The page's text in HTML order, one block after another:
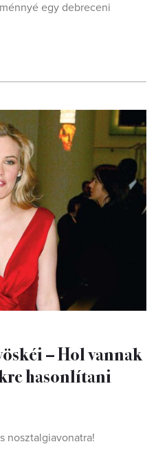
egy debreceni
– Hol vannak
hasonlítani
nosztalgiavonatra!